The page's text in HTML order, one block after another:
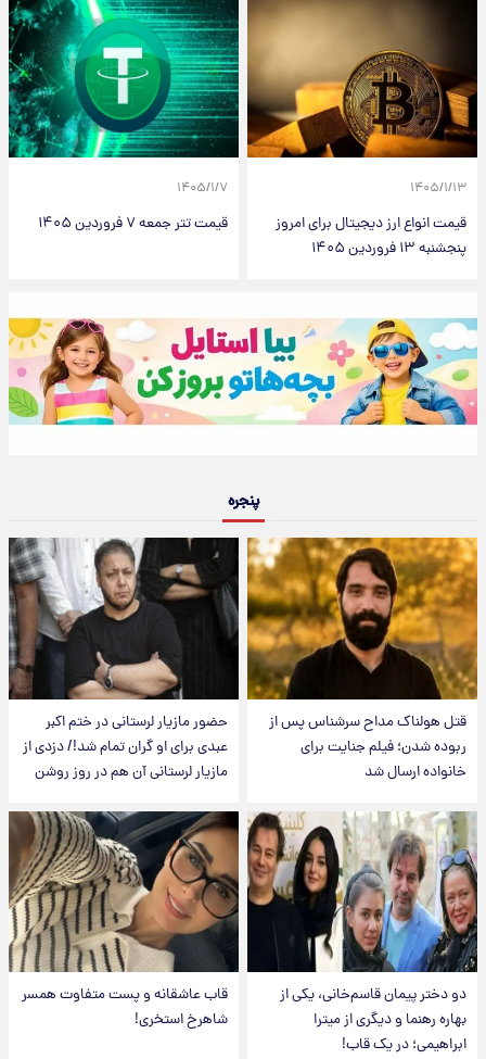
۱۴۰۵/۱/۱۳
قیمت انواع ارز دیجیتال برای امروز
پنجشنبه ۱۳ فروردین ۱۴۰۵
۱۴۰۵/۱/۷
قیمت تتر جمعه ۷ فروردین ۱۴۰۵
پنجره
قتل هولناک مداح سرشناس پس از
ربوده شدن؛ فیلم جنایت برای
خانواده ارسال شد
حضور مازیار لرستانی در ختم اکبر
عبدی برای او گران تمام شد!/ دزدی از
مازیار لرستانی آن هم در روز روشن
دو دختر پیمان قاسم‌خانی، یکی از
بهاره رهنما و دیگری از میترا
ابراهیمی؛ در یک قاب!
قاب عاشقانه و پست متفاوت همسر
شاهرخ استخری!